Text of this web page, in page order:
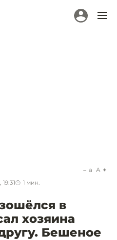
1 мин.
a A
в
хозяина
Бешеное